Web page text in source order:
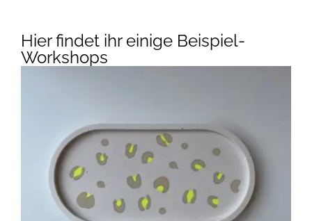
Hier findet ihr einige Beispiel-
Workshops